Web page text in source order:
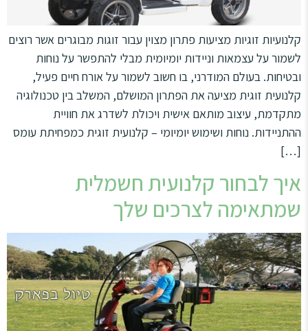
קלנועיות זוגיות מציעות פתרון מצוין עבור זוגות מבוגרים אשר רוצים
לשמור על עצמאות וניידות יומיומית מבלי להתפשר על נוחות
ובטיחות. בעולם המודרני, בו חשוב לשמור על אורח חיים פעיל,
קלנועית זוגית מציעה את הפתרון המושלם, המשלב בין טכנולוגיה
מתקדמת, עיצוב מותאם אישית ויכולת לשדרג את חוויית
ההתניידות. נוחות ושימוש יומיומי – קלנועית זוגית כמפחיתת עומס
[…]
איך לבחור קלנועית חשמלית
שמתאימה לצרכים שלך